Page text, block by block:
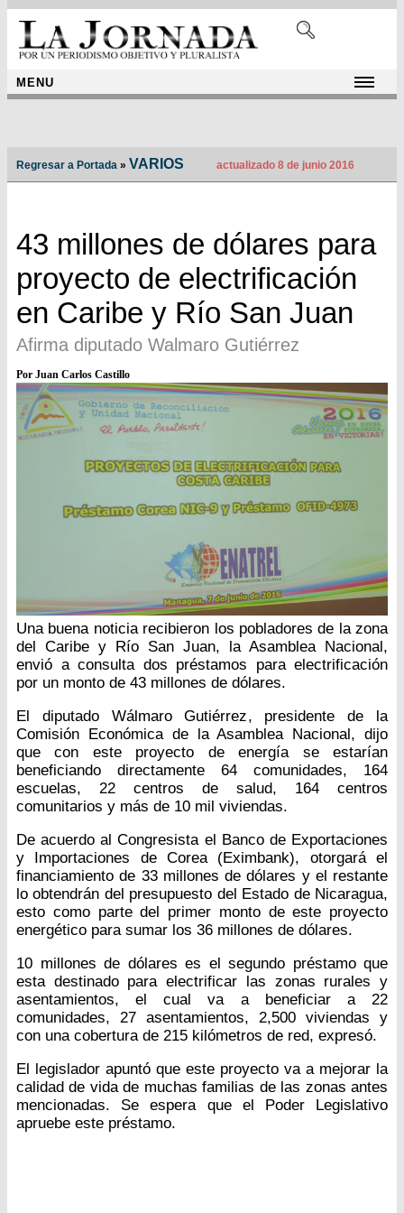
MENU
Regresar a Portada » VARIOS actualizado 8 de junio 2016
43 millones de dólares para
proyecto de electrificación
en Caribe y Río San Juan
Afirma diputado Walmaro Gutiérrez
Por Juan Carlos Castillo
Una buena noticia recibieron los pobladores de la zona
del Caribe y Río San Juan, la Asamblea Nacional,
envió a consulta dos préstamos para electrificación
por un monto de 43 millones de dólares.
El diputado Wálmaro Gutiérrez, presidente de la
Comisión Económica de la Asamblea Nacional, dijo
que con este proyecto de energía se estarían
beneficiando directamente 64 comunidades, 164
escuelas, 22 centros de salud, 164 centros
comunitarios y más de 10 mil viviendas.
De acuerdo al Congresista el Banco de Exportaciones
y Importaciones de Corea (Eximbank), otorgará el
financiamiento de 33 millones de dólares y el restante
lo obtendrán del presupuesto del Estado de Nicaragua,
esto como parte del primer monto de este proyecto
energético para sumar los 36 millones de dólares.
10 millones de dólares es el segundo préstamo que
esta destinado para electrificar las zonas rurales y
asentamientos, el cual va a beneficiar a 22
comunidades, 27 asentamientos, 2,500 viviendas y
con una cobertura de 215 kilómetros de red, expresó.
El legislador apuntó que este proyecto va a mejorar la
calidad de vida de muchas familias de las zonas antes
mencionadas. Se espera que el Poder Legislativo
apruebe este préstamo.